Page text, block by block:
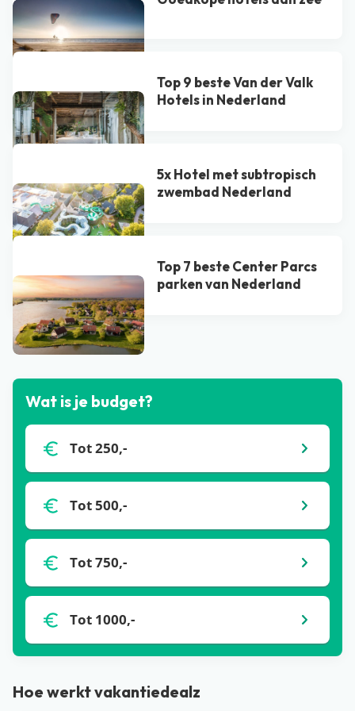
Top 9 beste Van der Valk
Hotel​s in Nederland
5x Hotel met subtropisch
zwembad Nederland
Top 7 beste Center Parcs
parken van Nederland
Bekijk alle blogs
Wat is je budget?
Tot 250,-
Tot 500,-
Tot 750,-
Tot 1000,-
Hoe werkt vakantiedealz